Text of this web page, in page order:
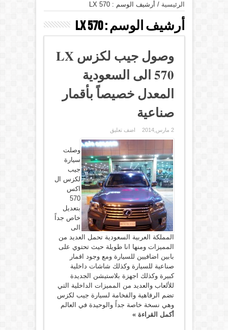
الرئيسية / أرشيف الوسم : LX 570
أرشيف الوسم :LX 570
وصول جيب لكزس LX
570 الى السعودية
المعدل خصيصاً بأقمار
صناعية
2 مارس,2014 اضف تعليق
وصلت
سيارة
جيب
لكزس ال
اكس
570
بتعديل
خاص جداً
الى
المملكة العربية السعودية تحمل العديد من
المميزات ومنها انا طويلة حيث تحتوي على
بابين اضافيين للسيارة ومع وجود اقمار
صناعية للسيارة وكذلك شاشات داخلية
كبيرة وكذلك اجهزة بلاستيشن الجديدة
للألعاب والعديد من المميزات الداخلية التي
تضم الرفاهية والفخامة لسيارة جيب لكزس
وهي نسخة خاصة جداً والوحيدة في العالم
أكمل القراءة »